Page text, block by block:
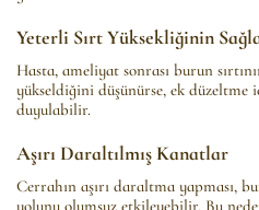
Yeterli Sırt Yüksekliğinin
Hasta, ameliyat sonrası burun
yükseldiğini düşünürse, ek
duyulabilir.
Aşırı Daraltılmış Kanatlar
Cerrahın aşırı daraltma yapması,
yolunu olumsuz etkileyebilir. Bu